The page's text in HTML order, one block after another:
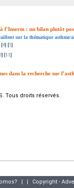
l’Inserm : un bilan plutôt
sur la thématique asthme/
[4] [5]
] [11 ]
dans la recherche sur
Tous droits réservés.
| | Copyright -